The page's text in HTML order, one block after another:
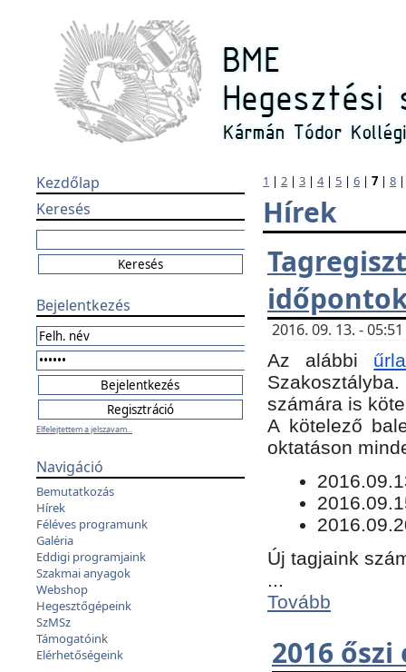
Kezdőlap
Keresés
Bejelentkezés
Elfelejtettem a jelszavam...
Navigáció
Bemutatkozás
Hírek
Féléves programunk
Galéria
Eddigi programjaink
Szakmai anyagok
Webshop
Hegesztőgépeink
SzMSz
Támogatóink
Elérhetőségeink
1 | 2 | 3 | 4| 5 | 6 | 7 | 8
Hírek
2016. 09. 13. -
Az alábbi
számára is
​A kötelező
oktatáson
Új tagjaink
...
Tovább
2016